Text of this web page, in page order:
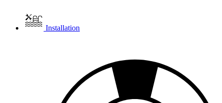
Installation